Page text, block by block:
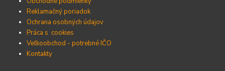
Reklamačný poriadok
Ochrana osobných údajov
Práca s cookies
Veľkoobchod - potrebné IČO
Kontakty